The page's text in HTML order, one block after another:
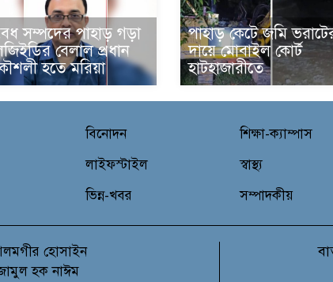
সম্পদের পাহাড় গড়া
বেলাল প্রধান
হতে মরিয়া
পাহাড় কেটে জমি
দায়ে মোবাইল কোর্ট
হাটহাজারীতে
বিনোদন
লাইফস্টাইল
ভিন্ন-খবর
শিক্ষা-ক্যাম্পাস
স্বাস্থ্য
সম্পাদকীয়
হোসাইন
হক নাঈম